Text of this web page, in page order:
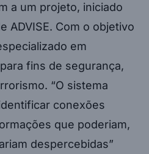
a um projeto, iniciado
ADVISE. Com o objetivo
em
fins de segurança,
“O sistema
conexões
que poderiam,
despercebidas”